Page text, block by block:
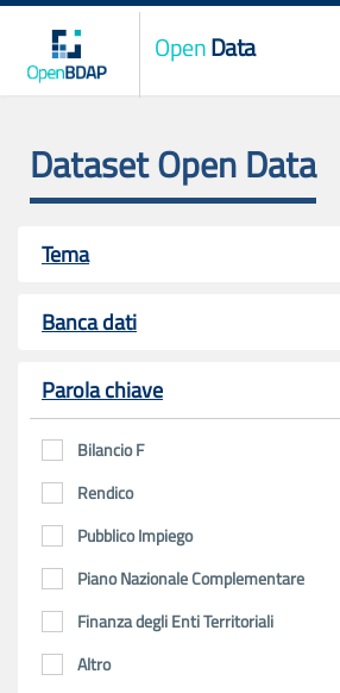
OpenData
Dataset Open Data
Tema
Banca dati
Parola chiave
Bilancio F
Rendico
Pubblico Impiego
Piano Nazionale Complementare
Finanza degli Enti Territoriali
Altro